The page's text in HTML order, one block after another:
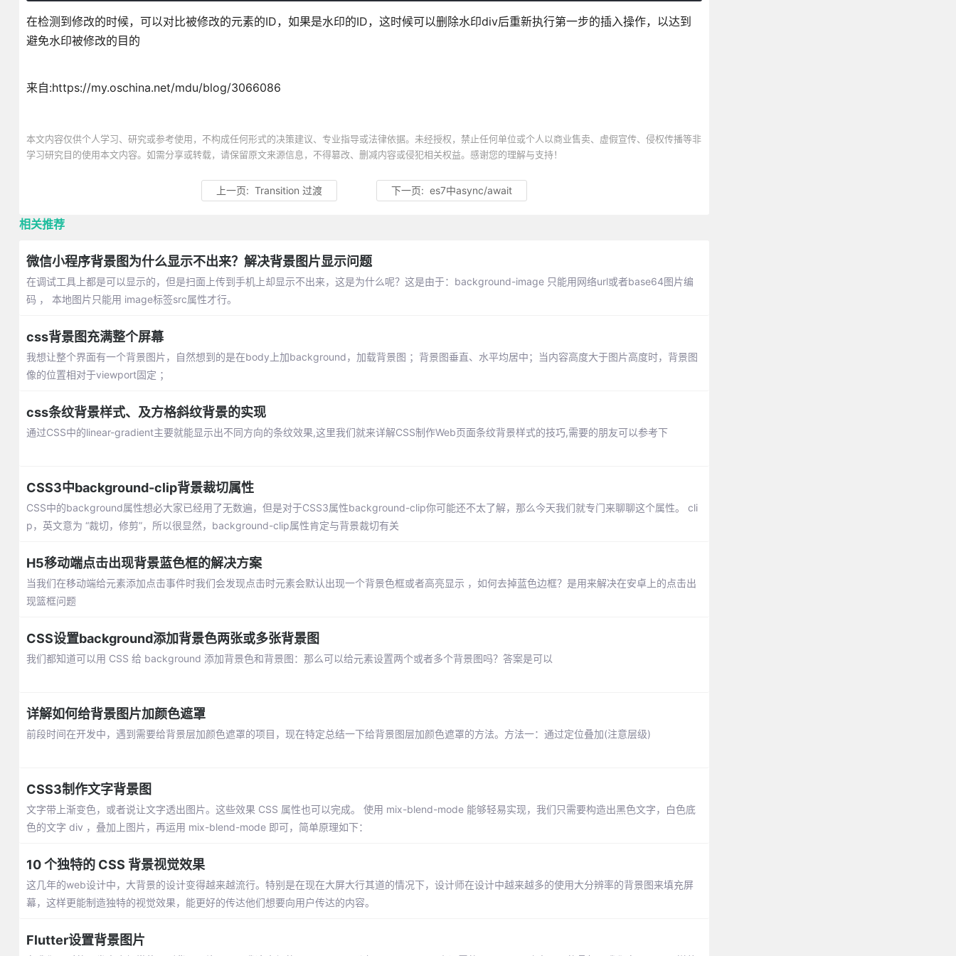
在检测到修改的时候，可以对比被修改的元素的ID，如果是水印的ID，这时候可以删除水印div后重新执行第一步的插入操作，以达到
避免水印被修改的目的
来自:https://my.oschina.net/mdu/blog/3066086
本文内容仅供个人学习、研究或参考使用，不构成任何形式的决策建议、专业指导或法律依据。未经授权，禁止任何单位或个人以商业售卖、虚假宣传、侵权传播等非
学习研究目的使用本文内容。如需分享或转载，请保留原文来源信息，不得篡改、删减内容或侵犯相关权益。感谢您的理解与支持！
上一页: Transition 过渡 下一页: es7中async/await
相关推荐
微信小程序背景图为什么显示不出来？解决背景图片显示问题
在调试工具上都是可以显示的，但是扫面上传到手机上却显示不出来，这是为什么呢？这是由于：background-image 只能用网络url或者base64图片编
码 ， 本地图片只能用 image标签src属性才行。
css背景图充满整个屏幕
我想让整个界面有一个背景图片，自然想到的是在body上加background，加载背景图 ；背景图垂直、水平均居中；当内容高度大于图片高度时，背景图
像的位置相对于viewport固定 ；
css条纹背景样式、及方格斜纹背景的实现
通过CSS中的linear-gradient主要就能显示出不同方向的条纹效果,这里我们就来详解CSS制作Web页面条纹背景样式的技巧,需要的朋友可以参考下
CSS3中background-clip背景裁切属性
CSS中的background属性想必大家已经用了无数遍，但是对于CSS3属性background-clip你可能还不太了解，那么今天我们就专门来聊聊这个属性。 cli
p，英文意为 “裁切，修剪”，所以很显然，background-clip属性肯定与背景裁切有关
H5移动端点击出现背景蓝色框的解决方案
当我们在移动端给元素添加点击事件时我们会发现点击时元素会默认出现一个背景色框或者高亮显示 ，如何去掉蓝色边框？是用来解决在安卓上的点击出
现篮框问题
CSS设置background添加背景色两张或多张背景图
我们都知道可以用 CSS 给 background 添加背景色和背景图：那么可以给元素设置两个或者多个背景图吗？答案是可以
详解如何给背景图片加颜色遮罩
前段时间在开发中，遇到需要给背景层加颜色遮罩的项目，现在特定总结一下给背景图层加颜色遮罩的方法。方法一：通过定位叠加(注意层级)
CSS3制作文字背景图
文字带上渐变色，或者说让文字透出图片。这些效果 CSS 属性也可以完成。 使用 mix-blend-mode 能够轻易实现，我们只需要构造出黑色文字，白色底
色的文字 div ，叠加上图片，再运用 mix-blend-mode 即可，简单原理如下：
10 个独特的 CSS 背景视觉效果
这几年的web设计中，大背景的设计变得越来越流行。特别是在现在大屏大行其道的情况下，设计师在设计中越来越多的使用大分辨率的背景图来填充屏
幕，这样更能制造独特的视觉效果，能更好的传达他们想要向用户传达的内容。
Flutter设置背景图片